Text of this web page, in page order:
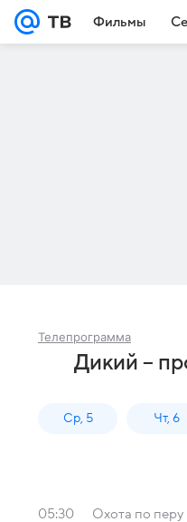
Фильмы
Телепрограмма
Дикий –
Ср, 5 Чт, 6
05:30
Охота по перу